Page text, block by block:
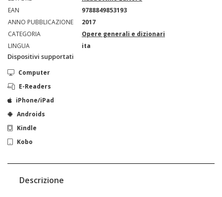
EAN
9788849853193
ANNO PUBBLICAZIONE
2017
CATEGORIA
Opere generali e dizionari
LINGUA
ita
Dispositivi supportati
Computer
E-Readers
iPhone/iPad
Androids
Kindle
Kobo
Descrizione